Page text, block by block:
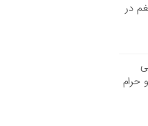
در
حرام